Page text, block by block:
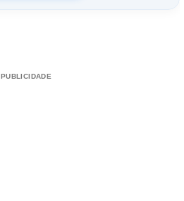
PUBLICIDADE